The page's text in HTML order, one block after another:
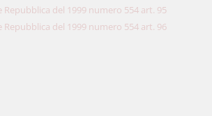
Repubblica del 1999 numero 554 art. 95
Repubblica del 1999 numero 554 art. 96